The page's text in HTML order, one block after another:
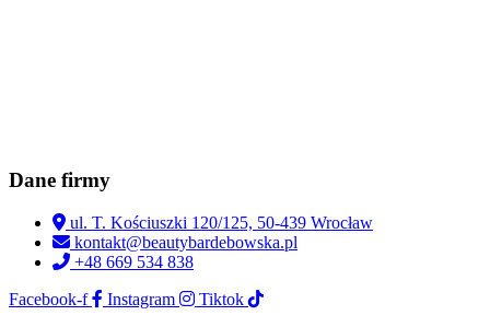
Dane firmy
ul. T. Kościuszki 120/125, 50-439 Wrocław
kontakt@beautybardebowska.pl
+48 669 534 838
Facebook-f
Instagram Tiktok